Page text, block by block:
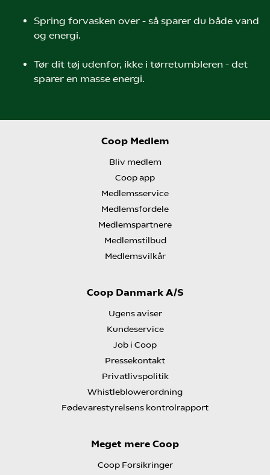
Spring forvasken over - så sparer du både vand
og energi.
Tør dit tøj udenfor, ikke i tørretumbleren - det
sparer en masse energi.
Coop Medlem
Bliv medlem
Coop app
Medlemsservice
Medlemsfordele
Medlemspartnere
Medlemstilbud
Medlemsvilkår
Coop Danmark A/S
Ugens aviser
Kundeservice
Job i Coop
Pressekontakt
Privatlivspolitik
Whistleblowerordning
Fødevarestyrelsens kontrolrapport
Meget mere Coop
Coop Forsikringer